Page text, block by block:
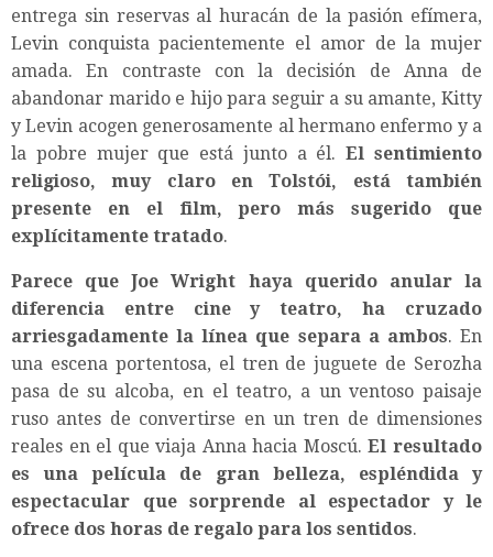
entrega sin reservas al huracán de la pasión efímera,
Levin conquista pacientemente el amor de la mujer
amada. En contraste con la decisión de Anna de
abandonar marido e hijo para seguir a su amante, Kitty
y Levin acogen generosamente al hermano enfermo y a
la pobre mujer que está junto a él.El sentimiento
religioso, muy claro en Tolstói, está también
presente en el film, pero más sugerido que
explícitamente tratado.
Parece queJoe Wright haya querido anular la
diferencia entre cine y teatro, ha cruzado
arriesgadamente la línea que separa a ambos. En
una escena portentosa, el tren de juguete de Serozha
pasa de su alcoba, en el teatro, a un ventoso paisaje
ruso antes de convertirse en un tren de dimensiones
reales en el que viaja Anna hacia Moscú.El resultado
es una película de gran belleza, espléndida y
espectacular que sorprende al espectador y le
ofrece dos horas de regalo para los sentidos.